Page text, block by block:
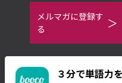
３分で単語力
メルマガに登録す
る